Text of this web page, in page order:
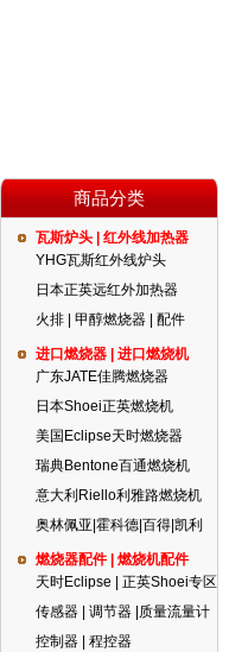
商品分类
瓦斯炉头 | 红外线加热器
YHG瓦斯红外线炉头
日本正英远红外加热器
火排 | 甲醇燃烧器 | 配件
进口燃烧器 | 进口燃烧机
广东JATE佳腾燃烧器
日本Shoei正英燃烧机
美国Eclipse天时燃烧器
瑞典Bentone百通燃烧机
意大利Riello利雅路燃烧机
奥林佩亚|霍科德|百得|凯利
燃烧器配件 | 燃烧机配件
天时Eclipse | 正英Shoei专区
传感器 | 调节器 |质量流量计
控制器 | 程控器